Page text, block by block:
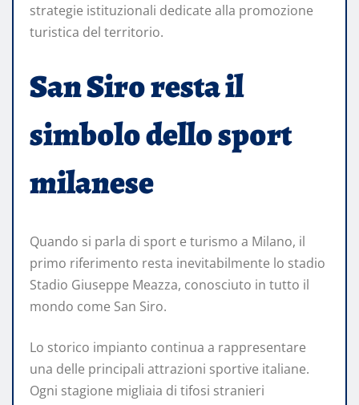
strategie istituzionali dedicate alla promozione
turistica del territorio.
San Siro resta il
simbolo dello sport
milanese
Quando si parla di sport e turismo a Milano, il
primo riferimento resta inevitabilmente lo stadio
Stadio Giuseppe Meazza, conosciuto in tutto il
mondo come San Siro.
Lo storico impianto continua a rappresentare
una delle principali attrazioni sportive italiane.
Ogni stagione migliaia di tifosi stranieri